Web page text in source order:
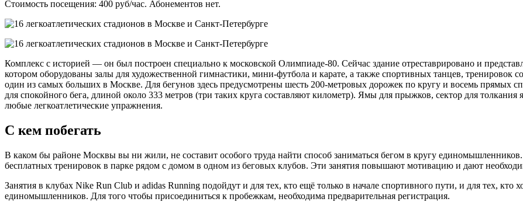
Стоимость посещения: 400 руб/час. Абонементов нет.
Комплекс с историей — он был построен специально к московской Олимпиаде-80. Сейчас здание отреставрировано и
котором оборудованы залы для художественной гимнастики, мини-футбола и карате, а также спортивных танцев, тренировок
один из самых больших в Москве. Для бегунов здесь предусмотрены шесть 200-метровых дорожек по кругу и восемь прямых
для спокойного бега, длиной около 333 метров (три таких круга составляют километр). Ямы для прыжков, сектор для
любые легкоатлетические упражнения.
С кем побегать
В каком бы районе Москвы вы ни жили, не составит особого труда найти способ заниматься бегом в кругу
бесплатных тренировок в парке рядом с домом в одном из беговых клубов. Эти занятия повышают мотивацию и дают
Занятия в клубах Nike Run Club и adidas Running подойдут и для тех, кто ещё только в начале спортивного пути, и для тех,
единомышленников. Для того чтобы присоединиться к пробежкам, необходима предварительная регистрация.